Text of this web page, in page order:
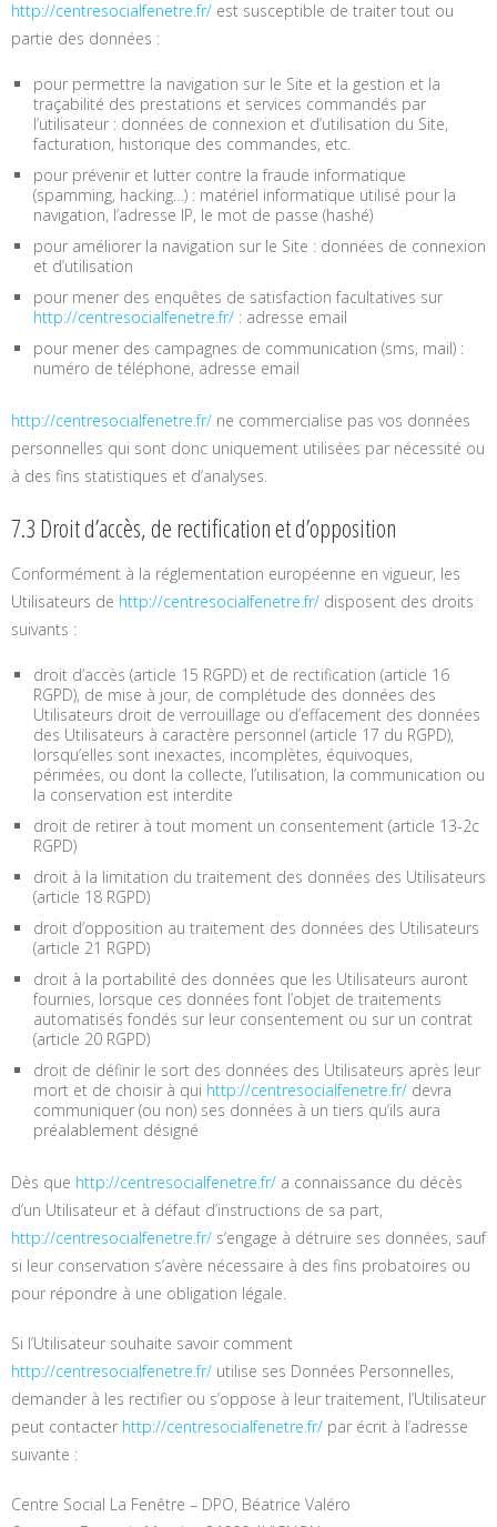
http://centresocialfenetre.fr/ est susceptible de traiter tout ou
partie des données :
pour permettre la navigation sur le Site et la gestion et la
traçabilité des prestations et services commandés par
l’utilisateur : données de connexion et d’utilisation du Site,
facturation, historique des commandes, etc.
pour prévenir et lutter contre la fraude informatique
(spamming, hacking…) : matériel informatique utilisé pour la
navigation, l’adresse IP, le mot de passe (hashé)
pour améliorer la navigation sur le Site : données de connexion
et d’utilisation
pour mener des enquêtes de satisfaction facultatives sur
http://centresocialfenetre.fr/ : adresse email
pour mener des campagnes de communication (sms, mail) :
numéro de téléphone, adresse email
http://centresocialfenetre.fr/ ne commercialise pas vos données
personnelles qui sont donc uniquement utilisées par nécessité ou
à des fins statistiques et d’analyses.
7.3 Droit d’accès, de rectification et d’opposition
Conformément à la réglementation européenne en vigueur, les
Utilisateurs de http://centresocialfenetre.fr/ disposent des droits
suivants :
droit d’accès (article 15 RGPD) et de rectification (article 16
RGPD), de mise à jour, de complétude des données des
Utilisateurs droit de verrouillage ou d’effacement des données
des Utilisateurs à caractère personnel (article 17 du RGPD),
lorsqu’elles sont inexactes, incomplètes, équivoques,
périmées, ou dont la collecte, l’utilisation, la communication ou
la conservation est interdite
droit de retirer à tout moment un consentement (article 13-2c
RGPD)
droit à la limitation du traitement des données des Utilisateurs
(article 18 RGPD)
droit d’opposition au traitement des données des Utilisateurs
(article 21 RGPD)
droit à la portabilité des données que les Utilisateurs auront
fournies, lorsque ces données font l’objet de traitements
automatisés fondés sur leur consentement ou sur un contrat
(article 20 RGPD)
droit de définir le sort des données des Utilisateurs après leur
mort et de choisir à qui http://centresocialfenetre.fr/ devra
communiquer (ou non) ses données à un tiers qu’ils aura
préalablement désigné
Dès que http://centresocialfenetre.fr/ a connaissance du décès
d’un Utilisateur et à défaut d’instructions de sa part,
http://centresocialfenetre.fr/ s’engage à détruire ses données, sauf
si leur conservation s’avère nécessaire à des fins probatoires ou
pour répondre à une obligation légale.
Si l’Utilisateur souhaite savoir comment
http://centresocialfenetre.fr/ utilise ses Données Personnelles,
demander à les rectifier ou s’oppose à leur traitement, l’Utilisateur
peut contacter http://centresocialfenetre.fr/ par écrit à l’adresse
suivante :
Centre Social La Fenêtre – DPO, Béatrice Valéro